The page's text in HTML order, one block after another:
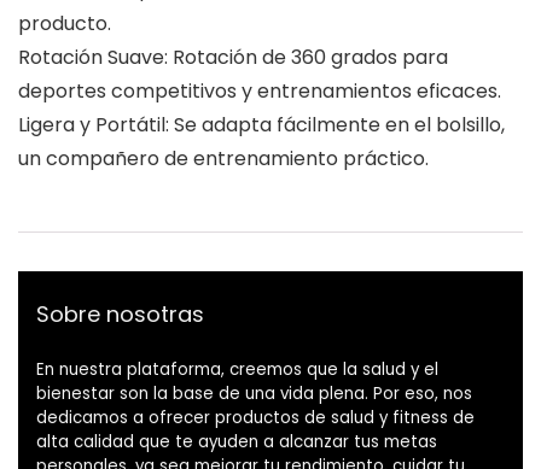
producto.
Rotación Suave: Rotación de 360 grados para
deportes competitivos y entrenamientos eficaces.
Ligera y Portátil: Se adapta fácilmente en el bolsillo,
un compañero de entrenamiento práctico.
Sobre nosotras
En nuestra plataforma, creemos que la salud y el
bienestar son la base de una vida plena. Por eso, nos
dedicamos a ofrecer productos de salud y fitness de
alta calidad que te ayuden a alcanzar tus metas